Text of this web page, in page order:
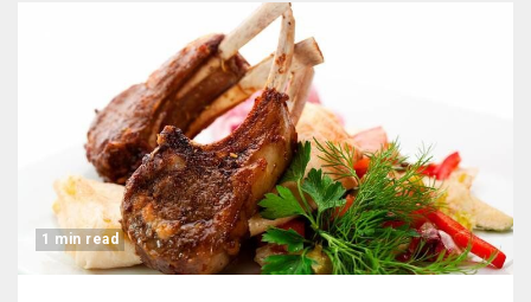
1 min read